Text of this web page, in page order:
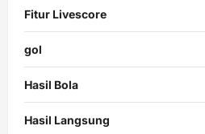
Fitur Livescore
gol
Hasil Bola
Hasil Langsung